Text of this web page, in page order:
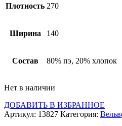
Плотность 270
Ширина 140
Состав 80% пэ, 20% хлопок
Нет в наличии
ДОБАВИТЬ В ИЗБРАННОЕ
Артикул: 13827 Категория: